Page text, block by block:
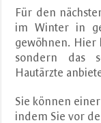
Für den
im Winter in
gewöhnen. Hier
sondern das
Hautärzte
Sie können
indem Sie vor